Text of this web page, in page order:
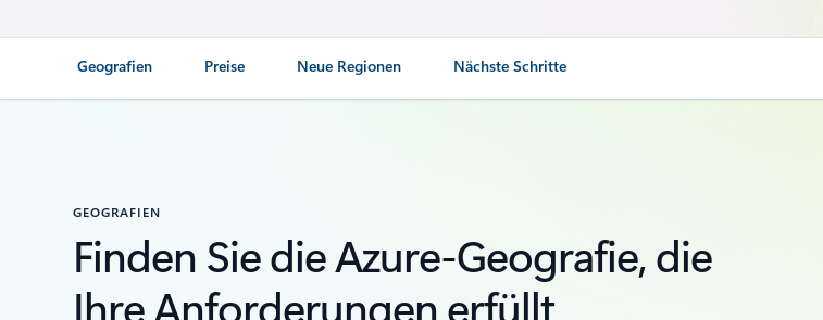
Geografien Preise Neue Regionen Nächste Schritte
GEOGRAFIEN
Finden Sie die Azure-Geografie, die
Ihre Anforderungen erfüllt